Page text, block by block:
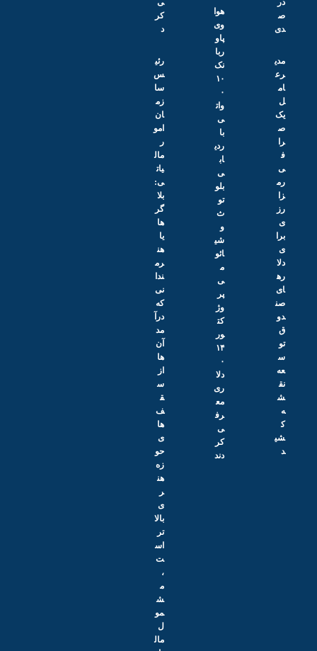
در
ص
دی
مدی
رع
ام
ل
یک
ص
را
ف
ی
رم
زا
رز
ی
برا
ی
دلا
ره
ای
صن
دو
ق
تو
س
عه
نق
ش
ه
ک
شی
د
هوا
وی
پاو
ربا
نک
۱۰
۰
وات
ی
با
ردی
اب
ی
بلو
تو
ث
و
شی
ائو
م
ی
پر
وژ
کت
ور
۱۴
۰
دلا
ری
مع
رف
ی
کر
دند
ی
کر
د
رئی
س
سا
زم
ان
امو
ر
مال
یات
ی:
بلا
گر‌
ها
یا
هن
رم
ندا
نی
که
درآ
مد
آن‌
ها
از
س
ق
ف‌
ها
ی
حو
زه
هن
ر
ی
بالا
تر
اس
ت
،
م
ش
مو
ل
مال